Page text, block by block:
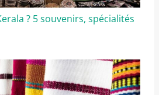
? 5 souvenirs, spécialités